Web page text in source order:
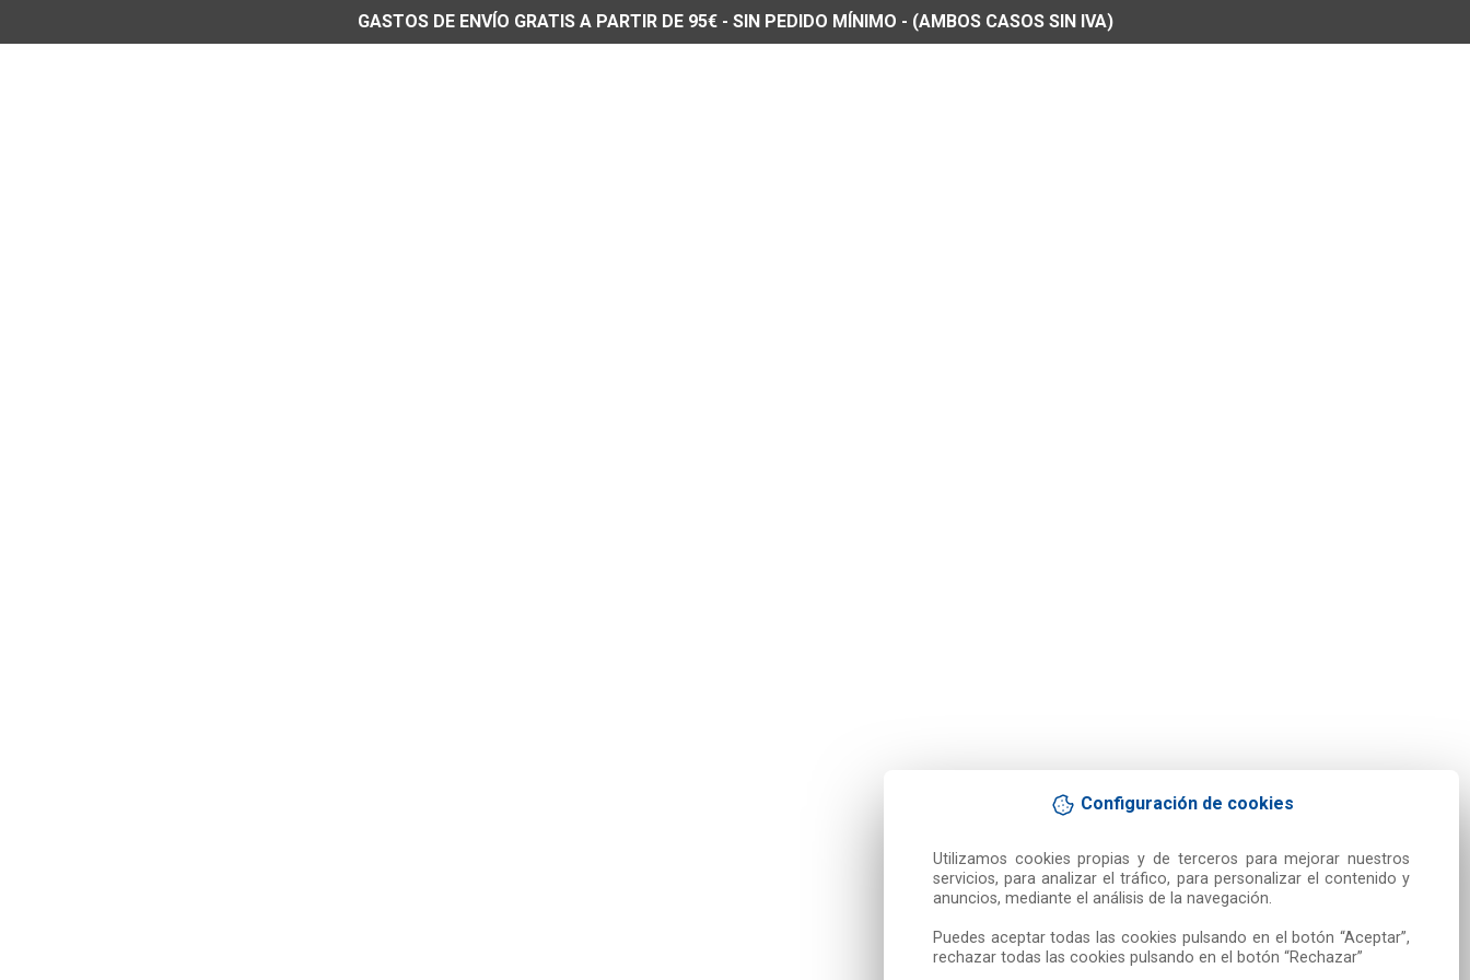
Configuración de cookies
Utilizamos cookies propias y de terceros para mejorar nuestros
servicios, para analizar el tráfico, para personalizar el contenido y
anuncios, mediante el análisis de la navegación.
Puedes aceptar todas las cookies pulsando en el botón “Aceptar”,
rechazar todas las cookies pulsando en el botón “Rechazar”
GASTOS DE ENVÍO GRATIS A PARTIR DE 95€ - SIN PEDIDO MÍNIMO - (AMBOS CASOS SIN IVA)